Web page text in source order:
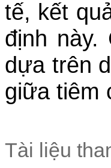
tế, kết
định này.
dựa trên
giữa tiêm
Tài liệu